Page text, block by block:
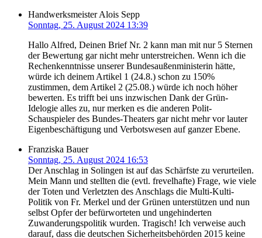
Handwerksmeister Alois Sepp
Sonntag, 25. August 2024 13:39
Hallo Alfred, Deinen Brief Nr. 2 kann man mit nur 5 Sternen
der Bewertung gar nicht mehr unterstreichen. Wenn ich die
Rechenkenntnisse unserer Bundesaußenministerin hätte,
würde ich deinem Artikel 1 (24.8.) schon zu 150%
zustimmen, dem Artikel 2 (25.08.) würde ich noch höher
bewerten. Es trifft bei uns inzwischen Dank der Grün-
Idelogie alles zu, nur merken es die anderen Polit-
Schauspieler des Bundes-Theaters gar nicht mehr vor lauter
Eigenbeschäftigung und Verbotswesen auf ganzer Ebene.
Franziska Bauer
Sonntag, 25. August 2024 16:53
Der Anschlag in Solingen ist auf das Schärfste zu verurteilen.
Mein Mann und stellten die (evtl. frevelhafte) Frage, wie viele
der Toten und Verletzten des Anschlags die Multi-Kulti-
Politik von Fr. Merkel und der Grünen unterstützen und nun
selbst Opfer der befürworteten und ungehinderten
Zuwanderungspolitik wurden. Tragisch! Ich verweise auch
darauf, dass die deutschen Sicherheitsbehörden 2015 keine